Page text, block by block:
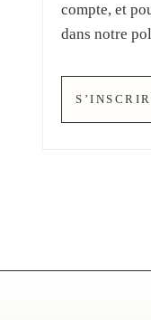
compte, et
dans notre